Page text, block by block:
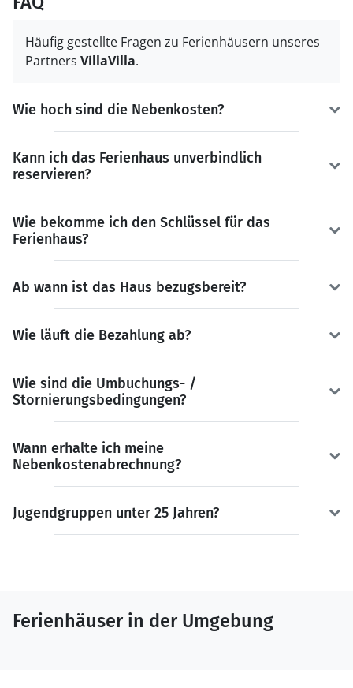
Häufig gestellte Fragen zu Ferienhäusern unseres
Partners VillaVilla.
Wie hoch sind die Nebenkosten?
Kann ich das Ferienhaus unverbindlich
reservieren?
Wie bekomme ich den Schlüssel für das
Ferienhaus?
Ab wann ist das Haus bezugsbereit?
Wie läuft die Bezahlung ab?
Wie sind die Umbuchungs- /
Stornierungsbedingungen?
Wann erhalte ich meine
Nebenkostenabrechnung?
Jugendgruppen unter 25 Jahren?
Ferienhäuser in der Umgebung